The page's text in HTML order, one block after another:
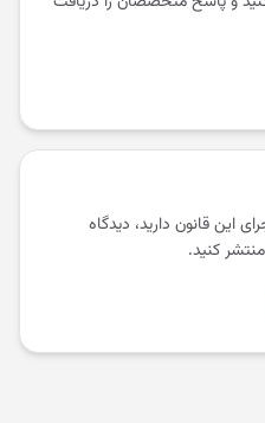
این قانون دارید، دیدگاه
کنید.